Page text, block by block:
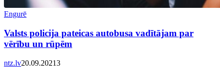
Engurē
Valsts policija pateicas autobusa vadītājam par
vērību un rūpēm
ntz.lv20.09.20213